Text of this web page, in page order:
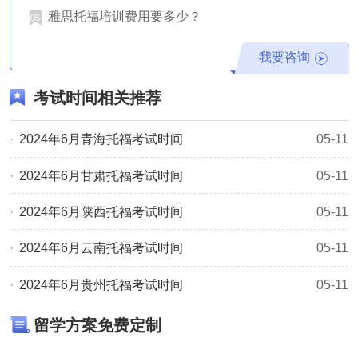
用，只有在完成费用支付后，才可以进行最后一步注册考
用先预存到托福报名系统的个人账户中，如果最终没有报名
考试，那么是不会扣除费用的，并且随时可以退回。
此外，大家在支付费用时，可以多付一些，以免后续需要其
费用不同，大家可以在托福报名官网查看具体的费用信息。
关于2024年6月广东托福考试时间的介绍就到这里了，想了
解更多相关信息，敬请关注中公佳航留学网托福考试频道或
点击右侧按钮在线咨询。
推荐阅读：
05 雅思托福培训费用要多少？
我要咨询
考试时间相关推荐
05-11
2024年6月青海托福考试时间
05-11
2024年6月甘肃托福考试时间
05-11
2024年6月陕西托福考试时间
05-11
2024年6月云南托福考试时间
05-11
2024年6月贵州托福考试时间
留学方案免费定制